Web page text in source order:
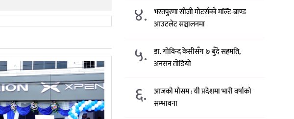
४.
भरतपुरमा सीजी मोटर्सको मल्टि-ब्राण्ड
आउटलेट सञ्चालनमा
५.
डा. गोविन्द केसीसँग ७ बुँदे सहमति,
अनसन तोडियो
६.
आजको मौसम : यी प्रदेशमा भारी वर्षाको
सम्भावना